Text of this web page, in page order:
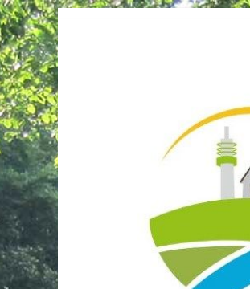
Spring
naar
inhoud